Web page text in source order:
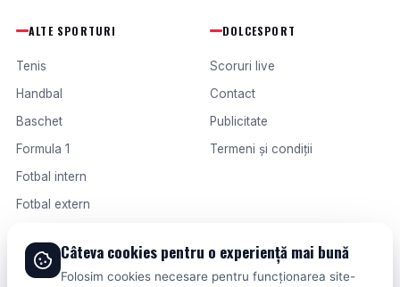
ALTE SPORTURI
Tenis
Handbal
Baschet
Formula 1
Fotbal intern
Fotbal extern
DOLCESPORT
Scoruri live
Contact
Publicitate
Termeni și condiții
© 2026 DOLCESPORT. TOATE DREPTURILE REZERVATE.
Câteva cookies pentru o experiență mai bună
Folosim cookies necesare pentru funcționarea site-